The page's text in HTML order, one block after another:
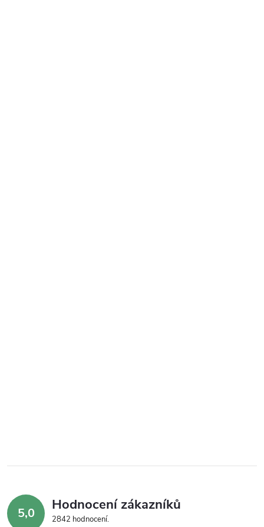
5,0 Hodnocení zákazníků
2842 hodnocení